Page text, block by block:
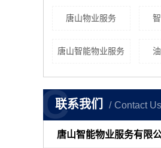
唐山物业服务
唐山智能物业服务
联系我们 Contact Us
C
唐山智能物业服务有限